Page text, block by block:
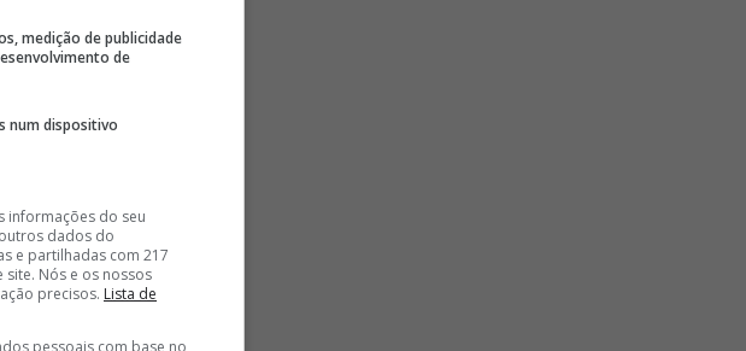
PARA
OUTRA
medição de publicidade
de
num dispositivo
informações do seu
dados do
e partilhadas com 217
Nós e os nossos
precisos. Lista de
pessoais com base no